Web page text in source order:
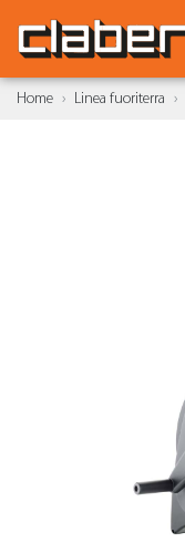
Home Linea fuoriterra